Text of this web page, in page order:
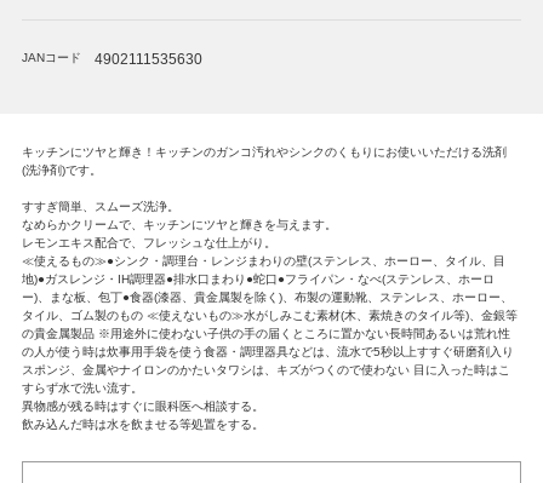
JANコード 4902111535630
キッチンにツヤと輝き！キッチンのガンコ汚れやシンクのくもりにお使いいただける洗剤
(洗浄剤)です。
すすぎ簡単、スムーズ洗浄。
なめらかクリームで、キッチンにツヤと輝きを与えます。
レモンエキス配合で、フレッシュな仕上がり。
≪使えるもの≫●シンク・調理台・レンジまわりの壁(ステンレス、ホーロー、タイル、目
地)●ガスレンジ・IH調理器●排水口まわり●蛇口●フライパン・なべ(ステンレス、ホーロ
ー)、まな板、包丁●食器(漆器、貴金属製を除く)、布製の運動靴、ステンレス、ホーロー、
タイル、ゴム製のもの ≪使えないもの≫水がしみこむ素材(木、素焼きのタイル等)、金銀等
の貴金属製品 ※用途外に使わない子供の手の届くところに置かない長時間あるいは荒れ性
の人が使う時は炊事用手袋を使う食器・調理器具などは、流水で5秒以上すすぐ研磨剤入り
スポンジ、金属やナイロンのかたいタワシは、キズがつくので使わない 目に入った時はこ
すらず水で洗い流す。
異物感が残る時はすぐに眼科医へ相談する。
飲み込んだ時は水を飲ませる等処置をする。